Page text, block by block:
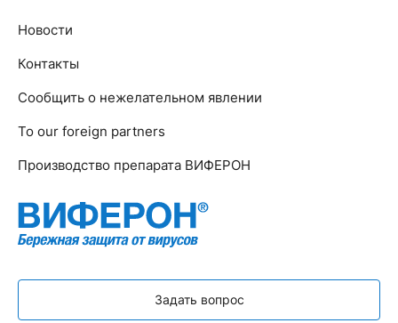
Новости
Контакты
Сообщить о нежелательном явлении
To our foreign partners
Производство препарата ВИФЕРОН
Задать вопрос